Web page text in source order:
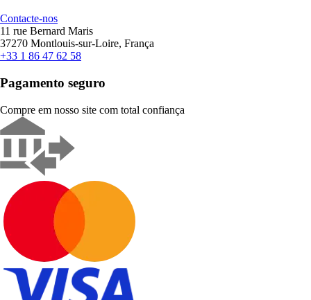
Contacte-nos
11 rue Bernard Maris
37270 Montlouis-sur-Loire, França
+33 1 86 47 62 58
Pagamento seguro
Compre em nosso site com total confiança